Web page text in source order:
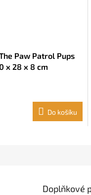
Paw Patrol Pups
x 28 x 8 cm
Do košíku
Doplňkové